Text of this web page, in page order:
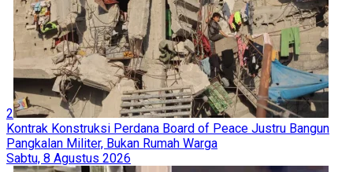
2
Kontrak Konstruksi Perdana Board of Peace Justru Bangun
Pangkalan Militer, Bukan Rumah Warga
Sabtu, 8 Agustus 2026